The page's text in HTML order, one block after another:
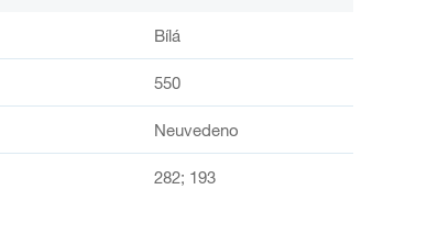
Bílá
550
Neuvedeno
282; 193